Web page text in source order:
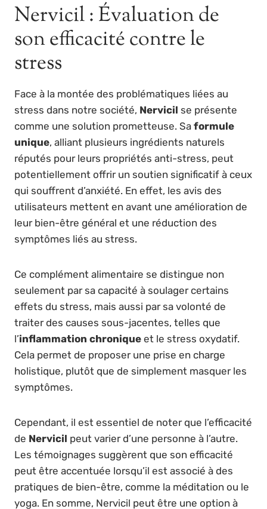
Nervicil : Évaluation de
son efficacité contre le
stress
Face à la montée des problématiques liées au
stress dans notre société, Nervicil se présente
comme une solution prometteuse. Sa formule
unique, alliant plusieurs ingrédients naturels
réputés pour leurs propriétés anti-stress, peut
potentiellement offrir un soutien significatif à ceux
qui souffrent d’anxiété. En effet, les avis des
utilisateurs mettent en avant une amélioration de
leur bien-être général et une réduction des
symptômes liés au stress.
Ce complément alimentaire se distingue non
seulement par sa capacité à soulager certains
effets du stress, mais aussi par sa volonté de
traiter des causes sous-jacentes, telles que
l’inflammation chronique et le stress oxydatif.
Cela permet de proposer une prise en charge
holistique, plutôt que de simplement masquer les
symptômes.
Cependant, il est essentiel de noter que l’efficacité
de Nervicil peut varier d’une personne à l’autre.
Les témoignages suggèrent que son efficacité
peut être accentuée lorsqu’il est associé à des
pratiques de bien-être, comme la méditation ou le
yoga. En somme, Nervicil peut être une option à